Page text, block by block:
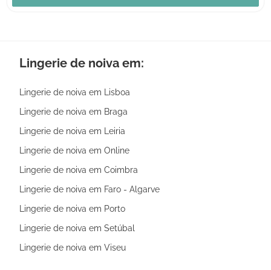
Lingerie de noiva em:
Lingerie de noiva em Lisboa
Lingerie de noiva em Braga
Lingerie de noiva em Leiria
Lingerie de noiva em Online
Lingerie de noiva em Coimbra
Lingerie de noiva em Faro - Algarve
Lingerie de noiva em Porto
Lingerie de noiva em Setúbal
Lingerie de noiva em Viseu